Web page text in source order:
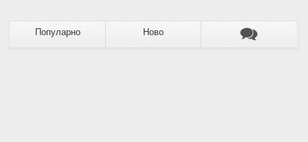
Популарно Ново